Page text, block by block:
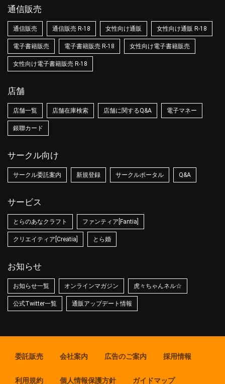
通信販売
通信販売 通信販売 R-18 女性向け通販 女性向け通販 R-18
電子書籍販売 電子書籍販売 R-18 女性向け電子書籍販売
女性向け電子書籍販売 R-18
店舗
店舗一覧 店舗在庫検索 店舗に関するQ&A 電子マネー
銀聯カード
サークル向け
サークル委託案内 新規登録 サークルポータル Q&A
サービス
とらのあなクラフト ファンティア[Fantia]
クリエイティア[Creatia] とら婚
お知らせ
お知らせ一覧 オンラインマガジン 虎々ちゃんネル☆
公式Twitter一覧 通販アップデート情報
委託販売 会社案内 広告のご案内 採用情報
利用規約 個人情報保護方針 ガイドマップ